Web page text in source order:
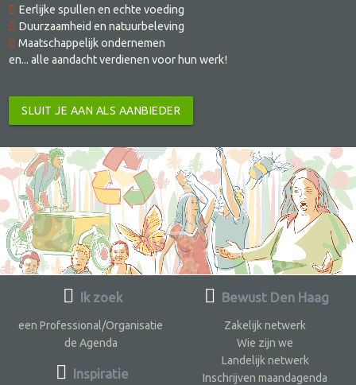
Eerlijke spullen en echte voeding
Duurzaamheid en natuurbeleving
Maatschappelijk ondernemen
en... alle aandacht verdienen voor hun werk!
SLUIT JE AAN ALS AANBIEDER
Ik zoek
een Professional/Organisatie
de Agenda
Inspiratie
Bewust Den Haag
Zakelijk netwerk
Wie zijn we
Landelijk netwerk
Inschrijven maandagenda